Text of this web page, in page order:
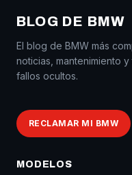
BLOG DE BMW
El blog de BMW más
noticias, mantenimiento
fallos ocultos.
RECLAMAR MI BMW
MODELOS